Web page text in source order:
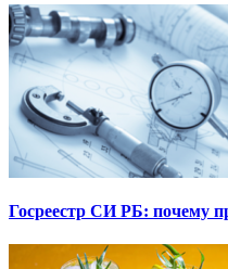
Госреестр СИ РБ: почему